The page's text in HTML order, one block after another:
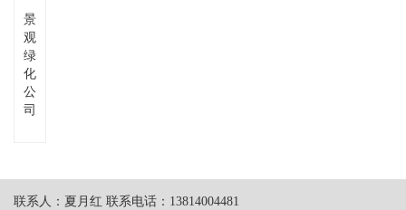
景
观
绿
化
公
司
联系人：夏月红 联系电话：13814004481